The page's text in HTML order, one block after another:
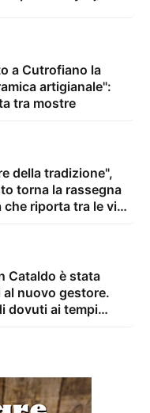
a Cutrofiano la
artigianale":
tra mostre
della tradizione",
torna la rassegna
riporta tra le vie
Cataldo è stata
nuovo gestore.
dovuti ai tempi